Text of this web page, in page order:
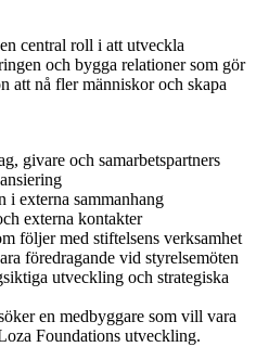
central roll i att utveckla
och bygga relationer som gör
att nå fler människor och skapa
givare och samarbetspartners
i externa sammanhang
externa kontakter
följer med stiftelsens verksamhet
föredragande vid styrelsemöten
utveckling och strategiska
en medbyggare som vill vara
Foundations utveckling.